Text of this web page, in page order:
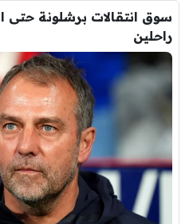
راحلين